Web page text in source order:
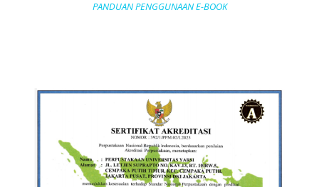
PANDUAN PENGGUNAAN E-BOOK